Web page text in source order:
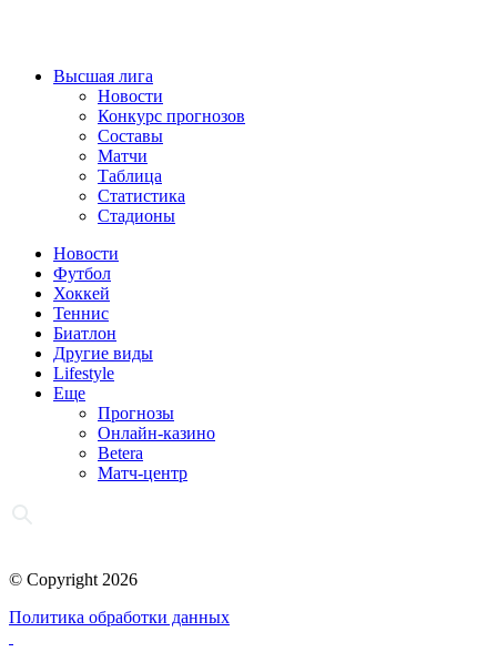
Высшая лига
Новости
Конкурс прогнозов
Составы
Матчи
Таблица
Статистика
Стадионы
Новости
Футбол
Хоккей
Теннис
Биатлон
Другие виды
Lifestyle
Еще
Прогнозы
Онлайн-казино
Betera
Матч-центр
© Copyright 2026
Политика обработки данных